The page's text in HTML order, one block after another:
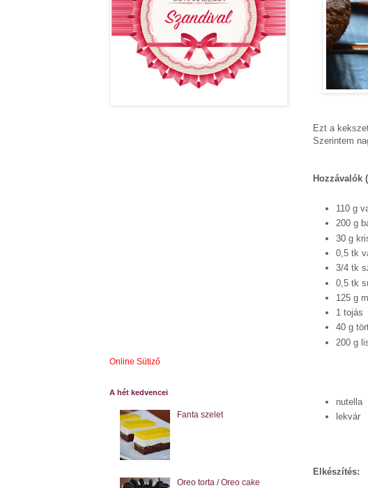
Ezt a
Szerintem
Hozzávalók
110 g
200 g
30 g
0,5 tk
3/4 tk
0,5 tk
125 g
1 tojás
40 g
200 g
nutella
lekvár
Elkészítés:
Online Sütiző
A hét kedvencei
Fanta szelet
Oreo torta / Oreo cake